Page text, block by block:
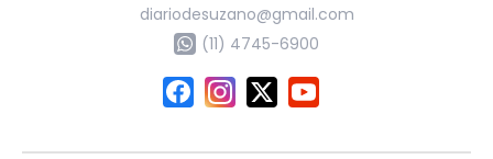
diariodesuzano@gmail.com
(11) 4745-6900